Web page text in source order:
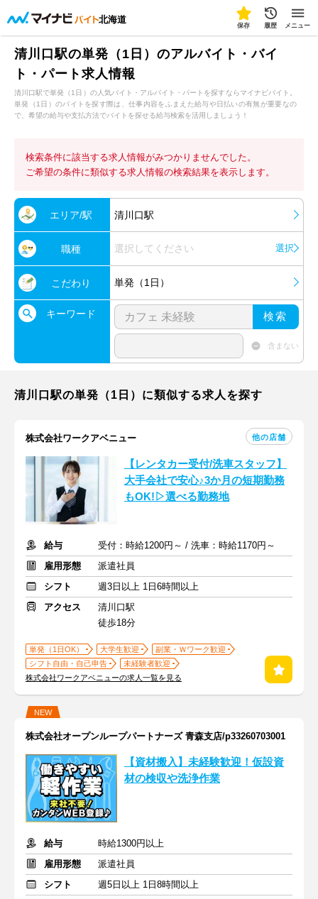
北海道
保存 履歴 メニュー
清川口駅の単発（1日）のアルバイト・バイ
ト・パート求人情報
清川口駅で単発（1日）の人気バイト・アルバイト・パートを探すならマイナビバイト。
単発（1日）のバイトを探す際は、仕事内容をふまえた給与や日払いの有無が重要なの
で、希望の給与や支払方法でバイトを探せる給与検索を活用しましょう！
検索条件に該当する求人情報がみつかりませんでした。
ご希望の条件に類似する求人情報の検索結果を表示します。
エリア/駅 清川口駅
職種 選択してください 選択
こだわり 単発（1日）
キーワード 検索
含まない
清川口駅の単発（1日）に類似する求人を探す
株式会社ワークアベニュー 他の店舗
【レンタカー受付/洗車スタッフ】
大手会社で安心♪3か月の短期勤務
もOK!▷選べる勤務地
給与
受付：時給1200円～ / 洗車：時給1170円～
雇用形態
派遣社員
シフト
週3日以上 1日6時間以上
アクセス
清川口駅
徒歩18分
単発（1日OK） 大学生歓迎
副業・Ｗワーク歓迎
シフト自由・自己申告
未経験者歓迎
株式会社ワークアベニューの求人一覧を見る
NEW
株式会社オープンループパートナーズ 青森支店/p33260703001
【資材搬入】未経験歓迎！仮設資
材の検収や洗浄作業
給与
時給1300円以上
雇用形態
派遣社員
シフト
週5日以上 1日8時間以上